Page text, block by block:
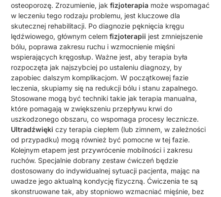
osteoporozę. Zrozumienie, jakfizjoterapia może wspomagać
w leczeniu tego rodzaju problemu, jest kluczowe dla
skutecznej rehabilitacji. Po diagnozie pęknięcia kręgu
lędźwiowego, głównym celemfizjoterapii jest zmniejszenie
bólu, poprawa zakresu ruchu i wzmocnienie mięśni
wspierających kręgosłup. Ważne jest, aby terapia była
rozpoczęta jak najszybciej po ustaleniu diagnozy, by
zapobiec dalszym komplikacjom. W początkowej fazie
leczenia, skupiamy się na redukcji bólu i stanu zapalnego.
Stosowane mogą być techniki takie jak terapia manualna,
które pomagają w zwiększeniu przepływu krwi do
uszkodzonego obszaru, co wspomaga procesy lecznicze.
Ultradźwięki czy terapia ciepłem (lub zimnem, w zależności
od przypadku) mogą również być pomocne w tej fazie.
Kolejnym etapem jest przywrócenie mobilności i zakresu
ruchów. Specjalnie dobrany zestaw ćwiczeń będzie
dostosowany do indywidualnej sytuacji pacjenta, mając na
uwadze jego aktualną kondycję fizyczną. Ćwiczenia te są
skonstruowane tak, aby stopniowo wzmacniać mięśnie, bez